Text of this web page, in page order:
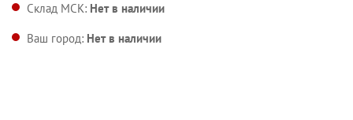
Склад МСК: Нет в наличии
Ваш город: Нет в наличии